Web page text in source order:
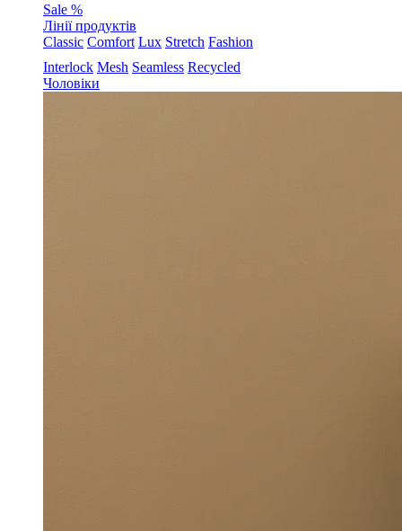
Sale %
Лінії продуктів
Classic Comfort Lux Stretch Fashion
Interlock Mesh Seamless Recycled
Чоловіки